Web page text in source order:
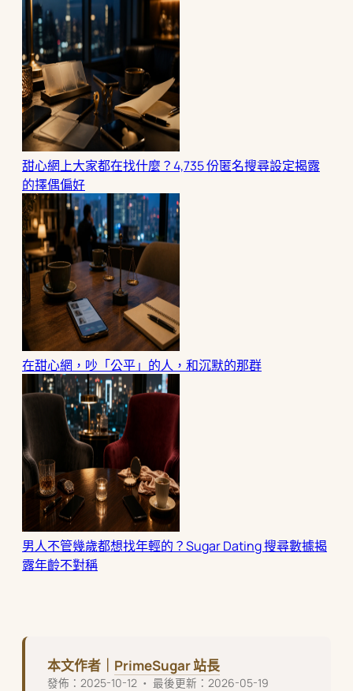
甜心網上大家都在找什麼？4,735 份匿名搜尋設定揭露
的擇偶偏好
在甜心網，吵「公平」的人，和沉默的那群
男人不管幾歲都想找年輕的？Sugar Dating 搜尋數據揭
露年齡不對稱
本文作者｜ PrimeSugar 站長
發佈：2025-10-12 ・ 最後更新：2026-05-19